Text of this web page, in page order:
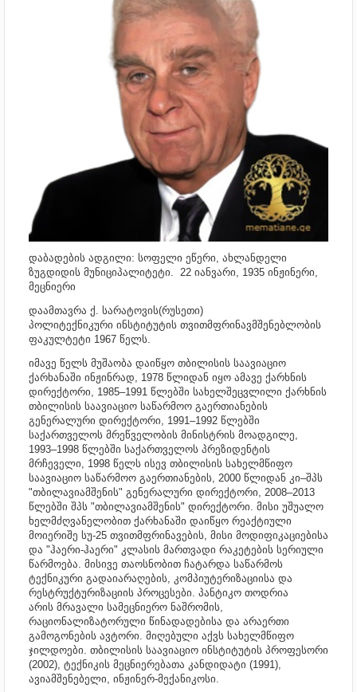
დაბადების ადგილი: სოფელი ეწერი, ახლანდელი
ზუგდიდის მუნიციპალიტეტი. 22 იანვარი, 1935 ინჟინერი,
მეცნიერი
დაამთავრა ქ. სარატოვის(რუსეთი)
პოლიტექნიკური ინსტიტუტის თვითმფრინავმშენებლობის
ფაკულტეტი 1967 წელს.
იმავე წელს მუშაობა დაიწყო თბილისის საავიაციო
ქარხანაში ინჟინრად, 1978 წლიდან იყო ამავე ქარხნის
დირექტორი, 1985–1991 წლებში სახელშეცვლილი ქარხნის
თბილისის საავიაციო საწარმოო გაერთიანების
გენერალური დირექტორი, 1991–1992 წლებში
საქართველოს მრეწველობის მინისტრის მოადგილე,
1993–1998 წლებში საქართველოს პრეზიდენტის
მრჩეველი, 1998 წელს ისევ თბილისის სახელმწიფო
საავიაციო საწარმოო გაერთიანების, 2000 წლიდან კი–შპს
"თბილავიამშენის" გენერალური დირექტორი, 2008–2013
წლებში შპს "თბილავიამშენის" დირექტორი. მისი უშუალო
ხელმძღვანელობით ქარხანაში დაიწყო რეაქტიული
მოიერიშე სუ-25 თვითმფრინავების, მისი მოდიფიკაციებისა
და "ჰაერი-ჰაერი" კლასის მართვადი რაკეტების სერიული
წარმოება. მისივე თაოსნობით ჩატარდა საწარმოს
ტექნიკური გადაიარაღების, კომპიუტერიზაციისა და
რესტრუქტურიზაციის პროცესები. პანტიკო თოდრია
არის მრავალი სამეცნიერო ნაშრომის,
რაციონალიზატორული წინადადებისა და არაერთი
გამოგონების ავტორი. მიღებული აქვს სახელმწიფო
ჯილდოები. თბილისის საავიაციო ინსტიტუტის პროფესორი
(2002), ტექნიკის მეცნიერებათა კანდიდატი (1991),
ავიამშენებელი, ინჟინერ-მექანიკოსი.